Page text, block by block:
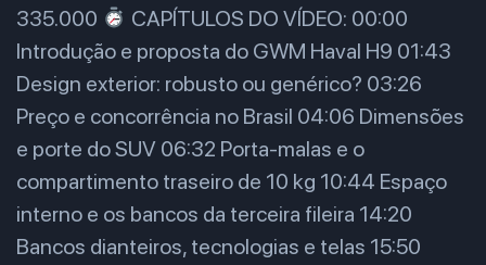
335.000
CAPÍTULOS DO VÍDEO: 00:00
Introdução e proposta do GWM Haval H9 01:43
Design exterior: robusto ou genérico? 03:26
Preço e concorrência no Brasil 04:06 Dimensões
e porte do SUV 06:32 Porta-malas e o
compartimento traseiro de 10 kg 10:44 Espaço
interno e os bancos da terceira fileira 14:20
Bancos dianteiros, tecnologias e telas 15:50